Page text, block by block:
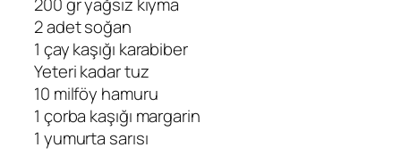
2 adet soğan
1 çay kaşığı karabiber
Yeteri kadar tuz
10 milföy hamuru
1 çorba kaşığı margarin
1 yumurta sarısı